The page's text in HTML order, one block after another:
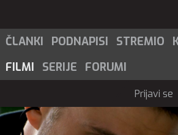
ČLANKI PODNAPISI STREMIO
FILMI
SERIJE FORUMI
Prijavi se